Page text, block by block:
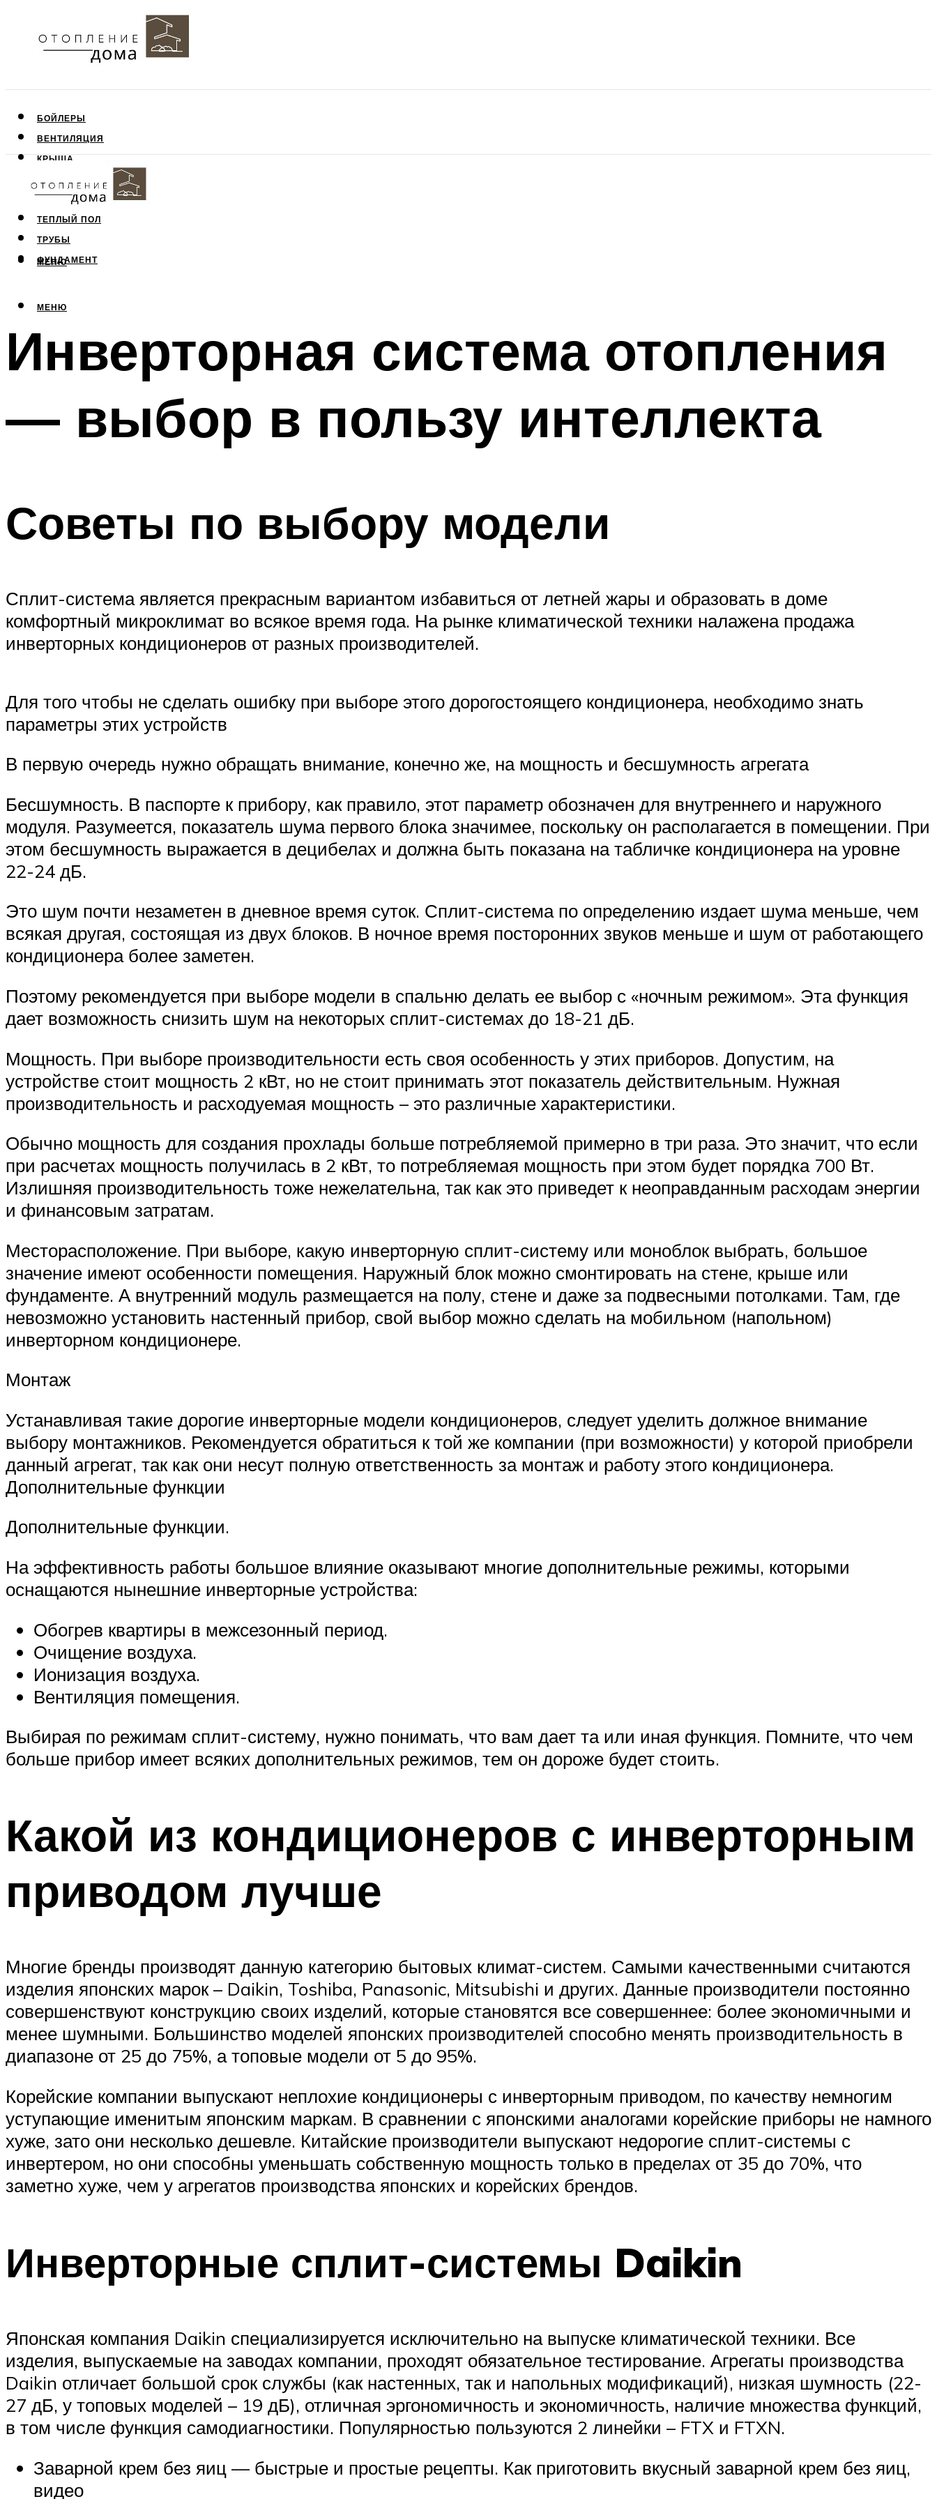
БОЙЛЕРЫ
ВЕНТИЛЯЦИЯ
КРЫША
СТЕНЫ
ТЕПЛЫЙ ПОЛ
ТРУБЫ
ФУНДАМЕНТ
МЕНЮ
МЕНЮ
Инверторная система отопления
— выбор в пользу интеллекта
Советы по выбору модели
Сплит-система является прекрасным вариантом избавиться от летней жары и образовать в доме
комфортный микроклимат во всякое время года. На рынке климатической техники налажена продажа
инверторных кондиционеров от разных производителей.
Для того чтобы не сделать ошибку при выборе этого дорогостоящего кондиционера, необходимо знать
параметры этих устройств
В первую очередь нужно обращать внимание, конечно же, на мощность и бесшумность агрегата
Бесшумность. В паспорте к прибору, как правило, этот параметр обозначен для внутреннего и наружного
модуля. Разумеется, показатель шума первого блока значимее, поскольку он располагается в помещении. При
этом бесшумность выражается в децибелах и должна быть показана на табличке кондиционера на уровне
22-24 дБ.
Это шум почти незаметен в дневное время суток. Сплит-система по определению издает шума меньше, чем
всякая другая, состоящая из двух блоков. В ночное время посторонних звуков меньше и шум от работающего
кондиционера более заметен.
Поэтому рекомендуется при выборе модели в спальню делать ее выбор с «ночным режимом». Эта функция
дает возможность снизить шум на некоторых сплит-системах до 18-21 дБ.
Мощность. При выборе производительности есть своя особенность у этих приборов. Допустим, на
устройстве стоит мощность 2 кВт, но не стоит принимать этот показатель действительным. Нужная
производительность и расходуемая мощность – это различные характеристики.
Обычно мощность для создания прохлады больше потребляемой примерно в три раза. Это значит, что если
при расчетах мощность получилась в 2 кВт, то потребляемая мощность при этом будет порядка 700 Вт.
Излишняя производительность тоже нежелательна, так как это приведет к неоправданным расходам энергии
и финансовым затратам.
Месторасположение. При выборе, какую инверторную сплит-систему или моноблок выбрать, большое
значение имеют особенности помещения. Наружный блок можно смонтировать на стене, крыше или
фундаменте. А внутренний модуль размещается на полу, стене и даже за подвесными потолками. Там, где
невозможно установить настенный прибор, свой выбор можно сделать на мобильном (напольном)
инверторном кондиционере.
Монтаж
Устанавливая такие дорогие инверторные модели кондиционеров, следует уделить должное внимание
выбору монтажников. Рекомендуется обратиться к той же компании (при возможности) у которой приобрели
данный агрегат, так как они несут полную ответственность за монтаж и работу этого кондиционера.
Дополнительные функции
Дополнительные функции.
На эффективность работы большое влияние оказывают многие дополнительные режимы, которыми
оснащаются нынешние инверторные устройства:
Обогрев квартиры в межсезонный период.
Очищение воздуха.
Ионизация воздуха.
Вентиляция помещения.
Выбирая по режимам сплит-систему, нужно понимать, что вам дает та или иная функция. Помните, что чем
больше прибор имеет всяких дополнительных режимов, тем он дороже будет стоить.
Какой из кондиционеров с инверторным
приводом лучше
Многие бренды производят данную категорию бытовых климат-систем. Самыми качественными считаются
изделия японских марок – Daikin, Toshiba, Panasonic, Mitsubishi и других. Данные производители постоянно
совершенствуют конструкцию своих изделий, которые становятся все совершеннее: более экономичными и
менее шумными. Большинство моделей японских производителей способно менять производительность в
диапазоне от 25 до 75%, а топовые модели от 5 до 95%.
Корейские компании выпускают неплохие кондиционеры с инверторным приводом, по качеству немногим
уступающие именитым японским маркам. В сравнении с японскими аналогами корейские приборы не намного
хуже, зато они несколько дешевле. Китайские производители выпускают недорогие сплит-системы с
инвертером, но они способны уменьшать собственную мощность только в пределах от 35 до 70%, что
заметно хуже, чем у агрегатов производства японских и корейских брендов.
Инверторные сплит-системы Daikin
Японская компания Daikin специализируется исключительно на выпуске климатической техники. Все
изделия, выпускаемые на заводах компании, проходят обязательное тестирование. Агрегаты производства
Daikin отличает большой срок службы (как настенных, так и напольных модификаций), низкая шумность (22-
27 дБ, у топовых моделей – 19 дБ), отличная эргономичность и экономичность, наличие множества функций,
в том числе функция самодиагностики. Популярностью пользуются 2 линейки – FTX и FTXN.
Заварной крем без яиц — быстрые и простые рецепты. Как приготовить вкусный заварной крем без яиц,
видео